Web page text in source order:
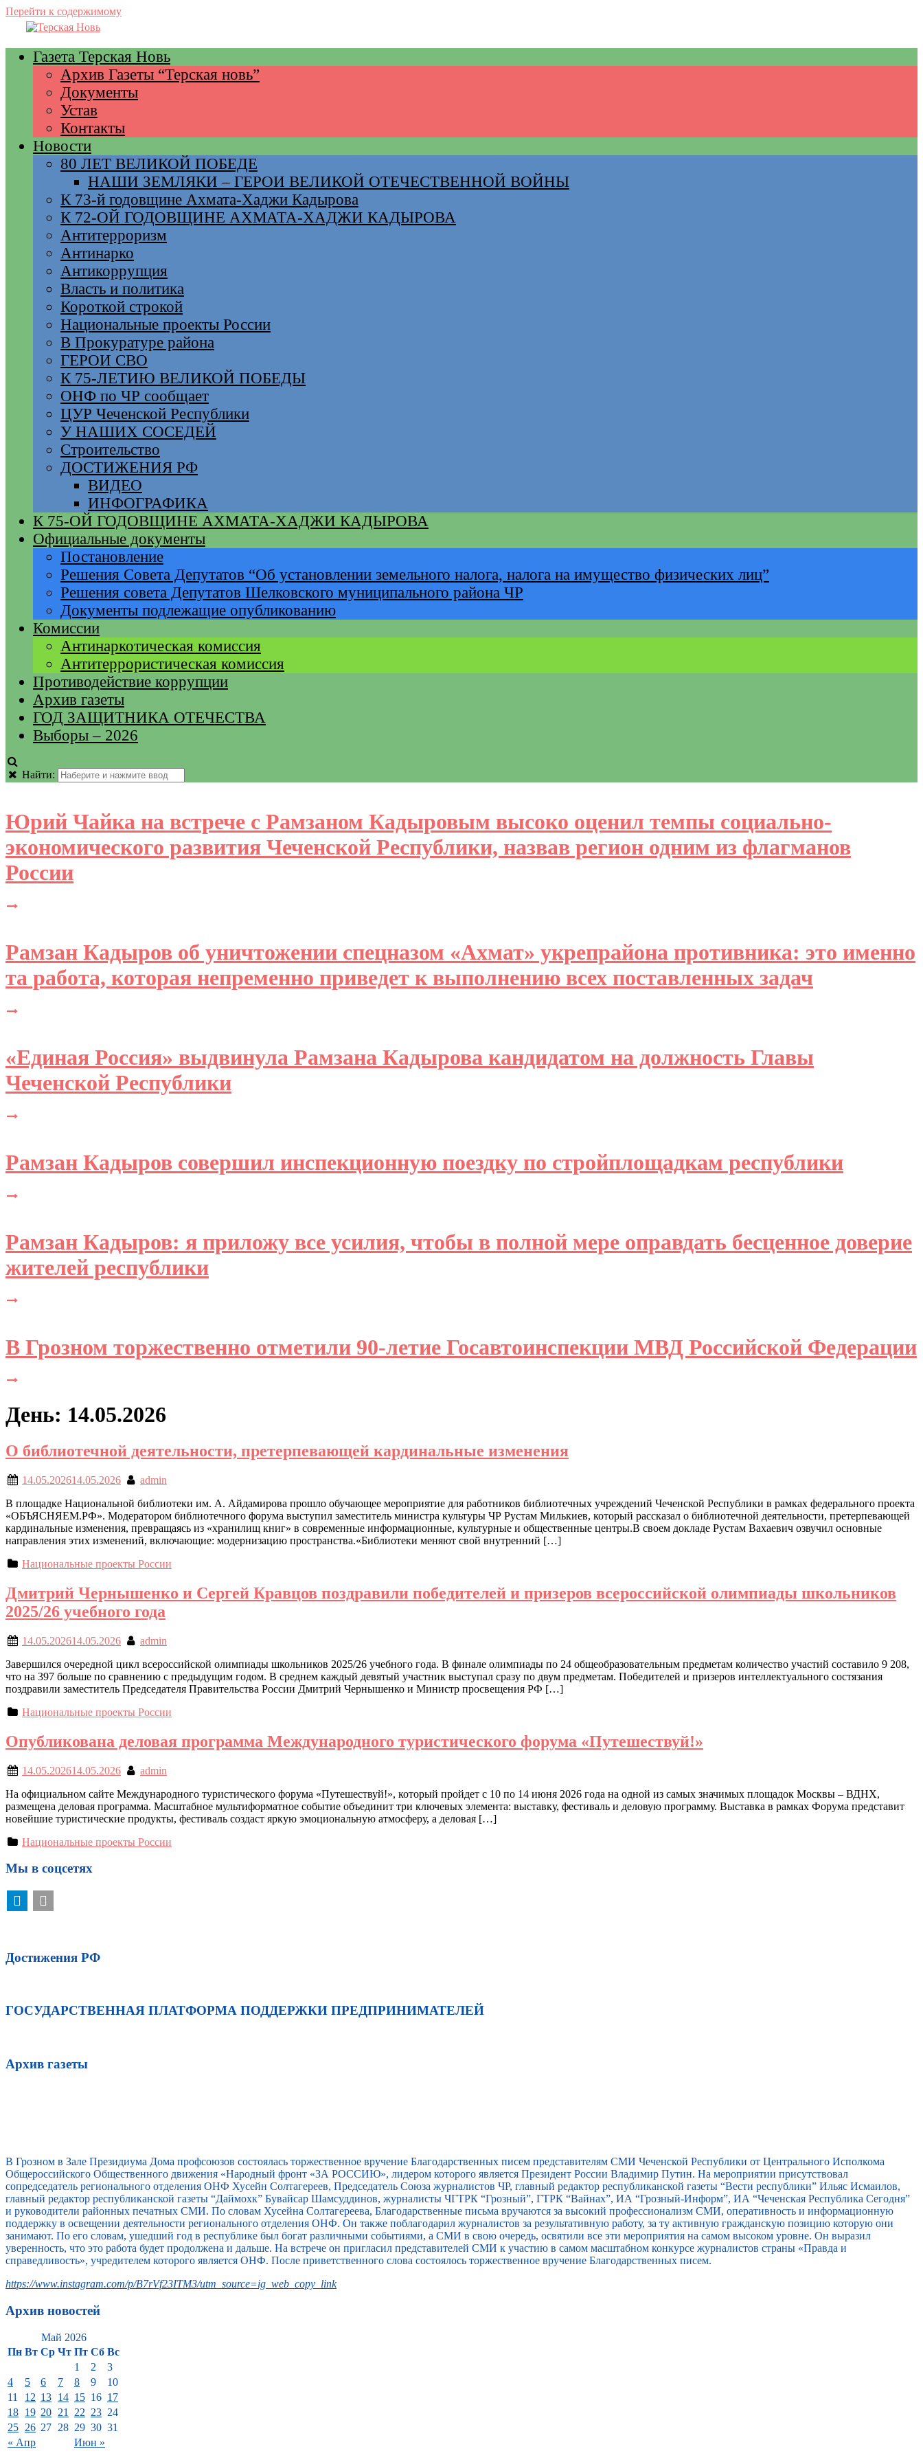
Перейти к содержимому
Газета Терская Новь
Архив Газеты “Терская новь”
Документы
Устав
Контакты
Новости
80 ЛЕТ ВЕЛИКОЙ ПОБЕДЕ
НАШИ ЗЕМЛЯКИ – ГЕРОИ ВЕЛИКОЙ ОТЕЧЕСТВЕННОЙ ВОЙНЫ
К 73-й годовщине Ахмата-Хаджи Кадырова
К 72-ОЙ ГОДОВЩИНЕ АХМАТА-ХАДЖИ КАДЫРОВА
Антитерроризм
Антинарко
Антикоррупция
Власть и политика
Короткой строкой
Национальные проекты России
В Прокуратуре района
ГЕРОИ СВО
К 75-ЛЕТИЮ ВЕЛИКОЙ ПОБЕДЫ
ОНФ по ЧР сообщает
ЦУР Чеченской Республики
У НАШИХ СОСЕДЕЙ
Строительство
ДОСТИЖЕНИЯ РФ
ВИДЕО
ИНФОГРАФИКА
К 75-ОЙ ГОДОВЩИНЕ АХМАТА-ХАДЖИ КАДЫРОВА
Официальные документы
Постановление
Решения Совета Депутатов “Об установлении земельного налога, налога на имущество физических лиц”
Решения совета Депутатов Шелковского муниципального района ЧР
Документы подлежащие опубликованию
Комиссии
Антинаркотическая комиссия
Антитеррористическая комиссия
Противодействие коррупции
Архив газеты
ГОД ЗАЩИТНИКА ОТЕЧЕСТВА
Выборы – 2026
Найти:
Юрий Чайка на встрече с Рамзаном Кадыровым высоко оценил темпы социально-
экономического развития Чеченской Республики, назвав регион одним из флагманов
России
Рамзан Кадыров об уничтожении спецназом «Ахмат» укрепрайона противника: это именно
та работа, которая непременно приведет к выполнению всех поставленных задач
«Единая Россия» выдвинула Рамзана Кадырова кандидатом на должность Главы
Чеченской Республики
Рамзан Кадыров совершил инспекционную поездку по стройплощадкам республики
Рамзан Кадыров: я приложу все усилия, чтобы в полной мере оправдать бесценное доверие
жителей республики
В Грозном торжественно отметили 90-летие Госавтоинспекции МВД Российской Федерации
День: 14.05.2026
О библиотечной деятельности, претерпевающей кардинальные изменения
14.05.202614.05.2026
admin
В площадке Национальной библиотеки им. А. Айдамирова прошло обучающее мероприятие для работников библиотечных учреждений Чеченской Республики в рамках федерального проекта
«ОБЪЯСНЯЕМ.РФ». Модератором библиотечного форума выступил заместитель министра культуры ЧР Рустам Милькиев, который рассказал о библиотечной деятельности, претерпевающей
кардинальные изменения, превращаясь из «хранилищ книг» в современные информационные, культурные и общественные центры.В своем докладе Рустам Вахаевич озвучил основные
направления этих изменений, включающие: модернизацию пространства.«Библиотеки меняют свой внутренний […]
Национальные проекты России
Дмитрий Чернышенко и Сергей Кравцов поздравили победителей и призеров всероссийской олимпиады школьников
2025/26 учебного года
14.05.202614.05.2026
admin
Завершился очередной цикл всероссийской олимпиады школьников 2025/26 учебного года. В финале олимпиады по 24 общеобразовательным предметам количество участий составило 9 208,
что на 397 больше по сравнению с предыдущим годом. В среднем каждый девятый участник выступал сразу по двум предметам. Победителей и призеров интеллектуального состязания
поздравили заместитель Председателя Правительства России Дмитрий Чернышенко и Министр просвещения РФ […]
Национальные проекты России
Опубликована деловая программа Международного туристического форума «Путешествуй!»
14.05.202614.05.2026
admin
На официальном сайте Международного туристического форума «Путешествуй!», который пройдет с 10 по 14 июня 2026 года на одной из самых значимых площадок Москвы – ВДНХ,
размещена деловая программа. Масштабное мультиформатное событие объединит три ключевых элемента: выставку, фестиваль и деловую программу. Выставка в рамках Форума представит
новейшие туристические продукты, фестиваль создаст яркую эмоциональную атмосферу, а деловая […]
Национальные проекты России
Мы в соцсетях
Достижения РФ
ГОСУДАРСТВЕННАЯ ПЛАТФОРМА ПОДДЕРЖКИ ПРЕДПРИНИМАТЕЛЕЙ
Архив газеты
В Грозном в Зале Президиума Дома профсоюзов состоялась торжественное вручение Благодарственных писем представителям СМИ Чеченской Республики от Центрального Исполкома
Общероссийского Общественного движения «Народный фронт «ЗА РОССИЮ», лидером которого является Президент России Владимир Путин. На мероприятии присутствовал
сопредседатель регионального отделения ОНФ Хусейн Солтагереев, Председатель Союза журналистов ЧР, главный редактор республиканской газеты “Вести республики” Ильяс Исмаилов,
главный редактор республиканской газеты “Даймохк” Бувайсар Шамсуддинов, журналисты ЧГТРК “Грозный”, ГТРК “Вайнах”, ИА “Грозный-Информ”, ИА “Чеченская Республика Сегодня”
и руководители районных печатных СМИ. По словам Хусейна Солтагереева, Благодарственные письма вручаются за высокий профессионализм СМИ, оперативность и информационную
поддержку в освещении деятельности регионального отделения ОНФ. Он также поблагодарил журналистов за результативную работу, за ту активную гражданскую позицию которую они
занимают. По его словам, ушедший год в республике был богат различными событиями, а СМИ в свою очередь, освятили все эти мероприятия на самом высоком уровне. Он выразил
уверенность, что это работа будет продолжена и дальше. На встрече он пригласил представителей СМИ к участию в самом масштабном конкурсе журналистов страны «Правда и
справедливость», учредителем которого является ОНФ. После приветственного слова состоялось торжественное вручение Благодарственных писем.
https://www.instagram.com/p/B7rVf23ITM3/utm_source=ig_web_copy_link
Архив новостей
Май 2026
Пн Вт Ср Чт Пт Сб Вс
« Апр Июн »
1 2
3
4
5 6 7 8 9
10
11
12 13 14 15 16 17
18 19 20 21 22 23 24
25 26 27 28 29 30 31